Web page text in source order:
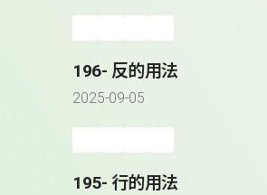
196- 反的用法
2025-09-05
195- 行的用法